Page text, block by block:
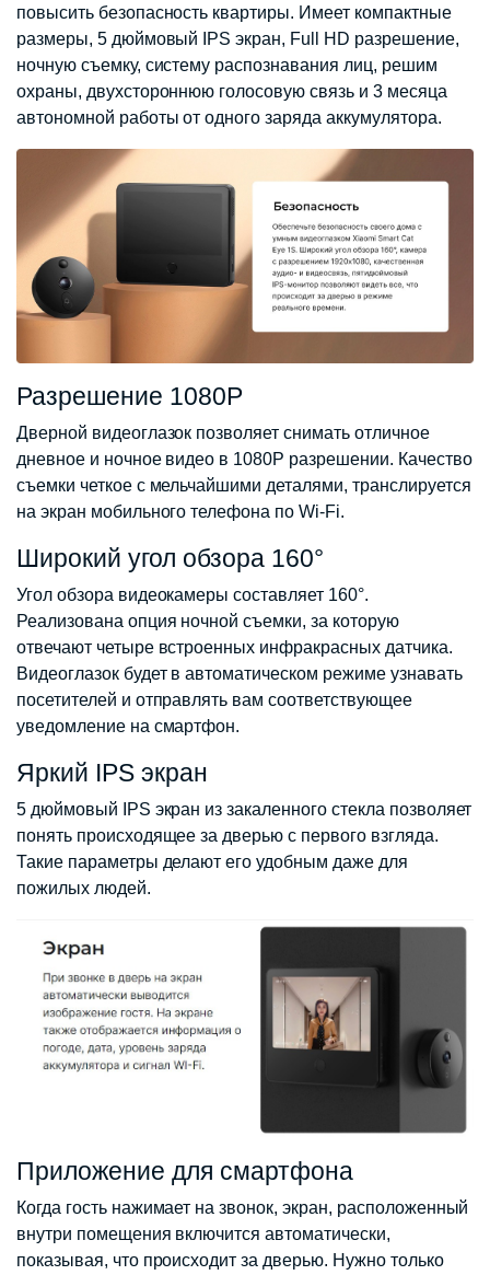
повысить безопасность квартиры. Имеет компактные
размеры, 5 дюймовый IPS экран, Full HD разрешение,
ночную съемку, систему распознавания лиц, решим
охраны, двухстороннюю голосовую связь и 3 месяца
автономной работы от одного заряда аккумулятора.
Разрешение 1080P
Дверной видеоглазок позволяет снимать отличное
дневное и ночное видео в 1080P разрешении. Качество
съемки четкое с мельчайшими деталями, транслируется
на экран мобильного телефона по Wi-Fi.
Широкий угол обзора 160°
Угол обзора видеокамеры составляет 160°.
Реализована опция ночной съемки, за которую
отвечают четыре встроенных инфракрасных датчика.
Видеоглазок будет в автоматическом режиме узнавать
посетителей и отправлять вам соответствующее
уведомление на смартфон.
Яркий IPS экран
5 дюймовый IPS экран из закаленного стекла позволяет
понять происходящее за дверью с первого взгляда.
Такие параметры делают его удобным даже для
пожилых людей.
Приложение для смартфона
Когда гость нажимает на звонок, экран, расположенный
внутри помещения включится автоматически,
показывая, что происходит за дверью. Нужно только